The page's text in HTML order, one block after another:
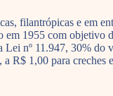
filantrópicas e em
1955 com objetivo
nº 11.947, 30%
1,00 para